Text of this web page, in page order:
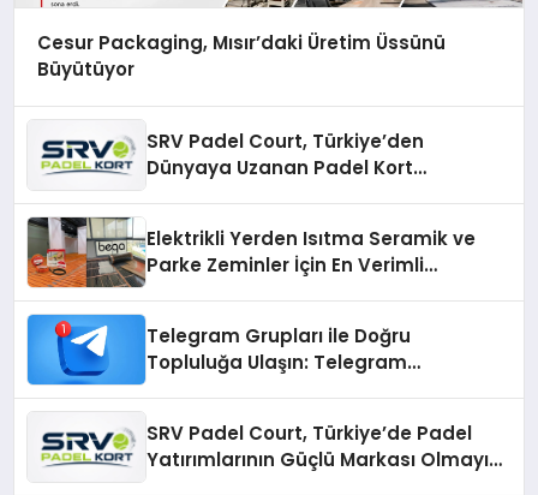
Cesur Packaging, Mısır’daki Üretim Üssünü
Büyütüyor
SRV Padel Court, Türkiye’den
Dünyaya Uzanan Padel Kort
Elektrikli Yerden Isıtma Seramik ve
Parke Zeminler İçin En Verimli
Telegram Grupları ile Doğru
Topluluğa Ulaşın: Telegram
SRV Padel Court, Türkiye’de Padel
Yatırımlarının Güçlü Markası Olmayı